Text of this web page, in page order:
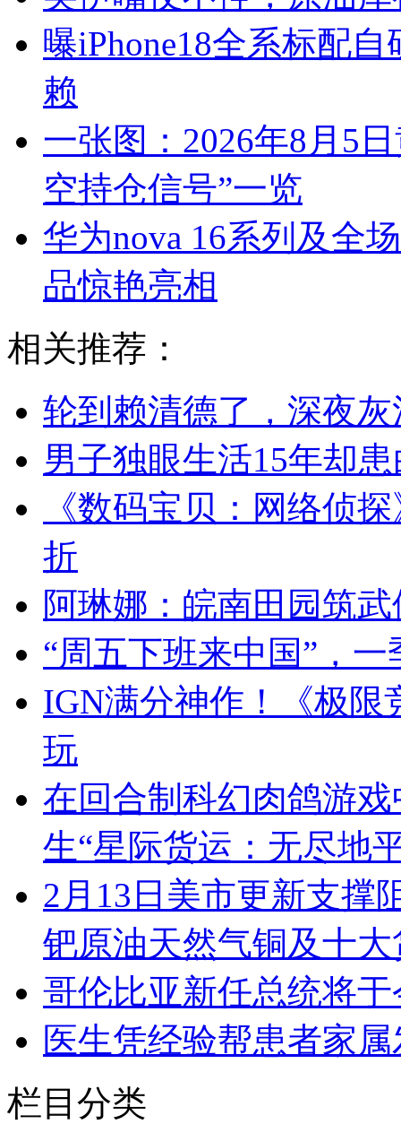
曝iPhone18全系标配
赖
一张图：2026年8月5
空持仓信号”一览
华为nova 16系列及全
品惊艳亮相
相关推荐：
轮到赖清德了，深夜灰
男子独眼生活15年却
《数码宝贝：网络侦
折
阿琳娜：皖南田园筑
“周五下班来中国”，
IGN满分神作！《极限
玩
在回合制科幻肉鸽游
生“星际货运：无尽地
2月13日美市更新支撑
钯原油天然气铜及十
哥伦比亚新任总统将
医生凭经验帮患者家
栏目分类